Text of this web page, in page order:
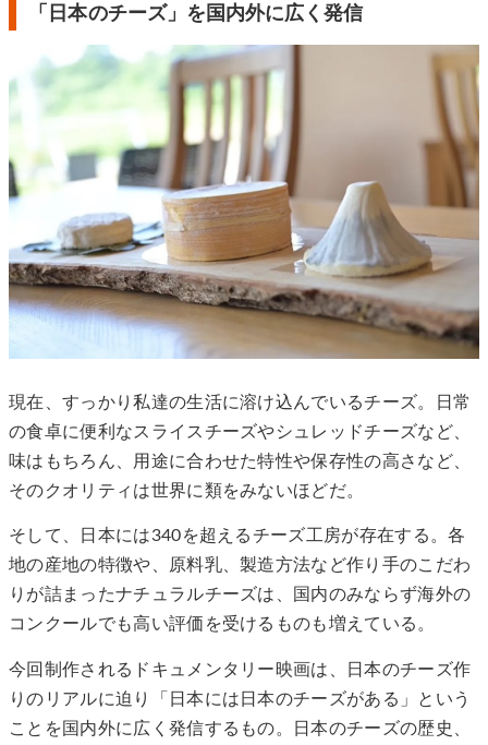
「⽇本のチーズ」を国内外に広く発信
現在、すっかり私達の生活に溶け込んでいるチーズ。日常
の食卓に便利なスライスチーズやシュレッドチーズなど、
味はもちろん、用途に合わせた特性や保存性の高さなど、
そのクオリティは世界に類をみないほどだ。
そして、日本には340を超えるチーズ工房が存在する。各
地の産地の特徴や、原料乳、製造方法など作り手のこだわ
りが詰まったナチュラルチーズは、国内のみならず海外の
コンクールでも高い評価を受けるものも増えている。
今回制作されるドキュメンタリー映画は、日本のチーズ作
りのリアルに迫り「⽇本には⽇本のチーズがある」という
ことを国内外に広く発信するもの。日本のチーズの歴史、